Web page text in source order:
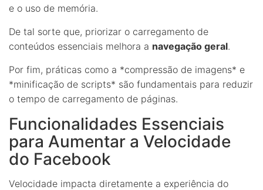
e o uso de memória.
De tal sorte que, priorizar o carregamento de
conteúdos essenciais melhora a navegação geral.
Por fim, práticas como a *compressão de imagens* e
*minificação de scripts* são fundamentais para reduzir
o tempo de carregamento de páginas.
Funcionalidades Essenciais
para Aumentar a Velocidade
do Facebook
Velocidade impacta diretamente a experiência do